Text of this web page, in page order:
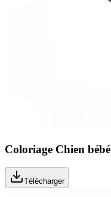
Coloriage Chien bébé
Télécharger